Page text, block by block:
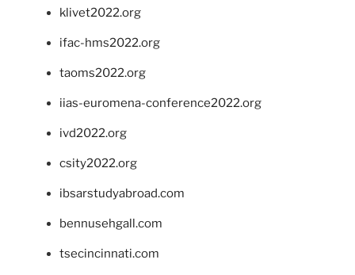
klivet2022.org
ifac-hms2022.org
taoms2022.org
iias-euromena-conference2022.org
ivd2022.org
csity2022.org
ibsarstudyabroad.com
bennusehgall.com
tsecincinnati.com